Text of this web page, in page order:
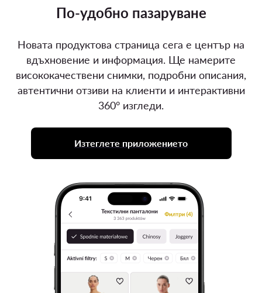
По-удобно пазаруване
Новата продуктова страница сега е център на
вдъхновение и информация. Ще намерите
висококачествени снимки, подробни описания,
автентични отзиви на клиенти и интерактивни
360° изгледи.
Изтеглете приложението